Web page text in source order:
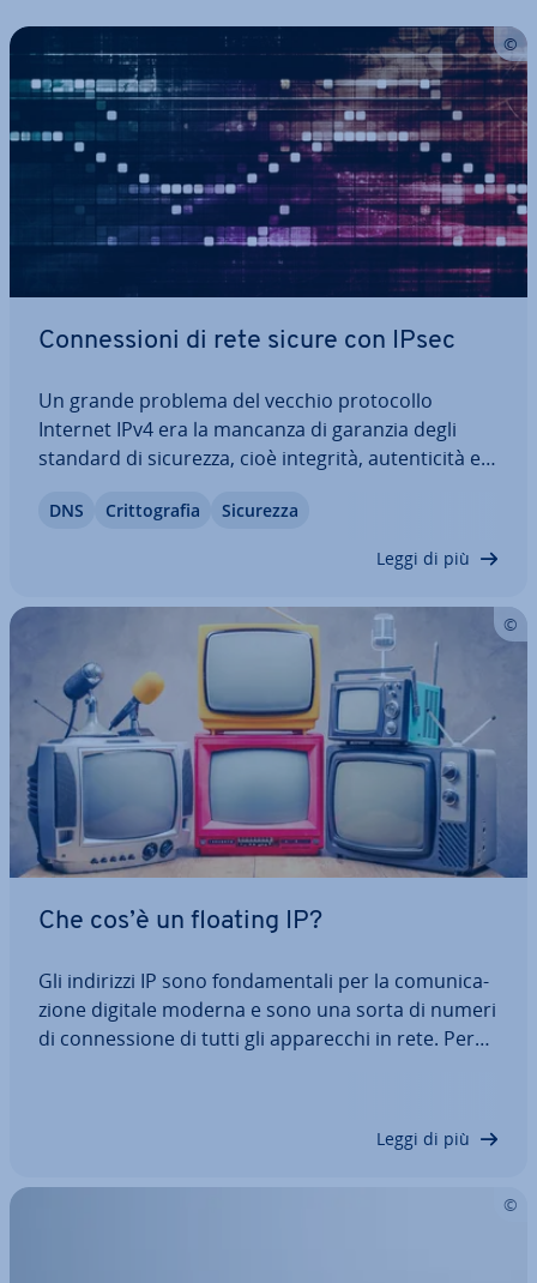
Con­nes­sio­ni di rete sicure con IPsec
Un grande problema del vecchio pro­to­col­lo
Internet IPv4 era la mancanza di garanzia degli
standard di sicurezza, cioè integrità, au­ten­ti­ci­tà e
mancavano i mezzi necessari per iden­ti­fi­ca­re la
DNS Crit­to­gra­fia Sicurezza
Leggi di più
Che cos’è un floating IP?
Gli indirizzi IP sono fon­da­men­ta­li per la co­mu­ni­ca­
zio­ne digitale moderna e sono una sorta di numeri
di con­nes­sio­ne di tutti gli ap­pa­rec­chi in rete. Per
Leggi di più